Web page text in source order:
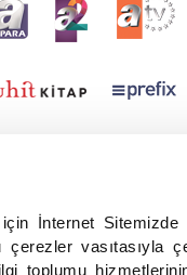
İnternet Sitemizde
çerezler vasıtasıyla
toplumu